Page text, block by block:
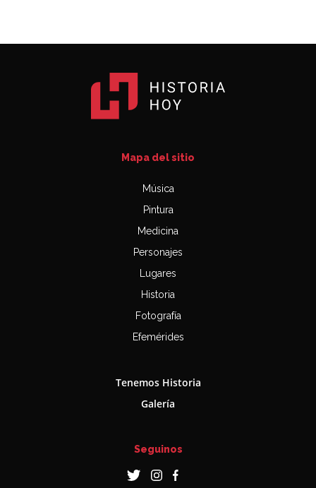
Mapa del sitio
Música
Pintura
Medicina
Personajes
Lugares
Historia
Fotografía
Efemérides
Tenemos Historia
Galería
Seguinos